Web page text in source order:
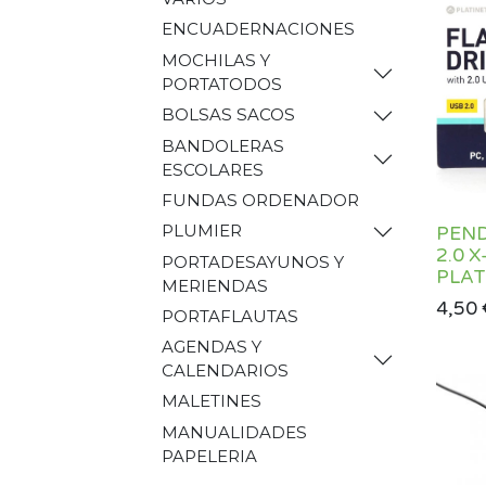
ENCUADERNACIONES
MOCHILAS Y
PORTATODOS
BOLSAS SACOS
BANDOLERAS
ESCOLARES
FUNDAS ORDENADOR
PLUMIER
PORTADESAYUNOS Y
MERIENDAS
PORTAFLAUTAS
AGENDAS Y
CALENDARIOS
MALETINES
MANUALIDADES
PAPELERIA
2.0
4,50